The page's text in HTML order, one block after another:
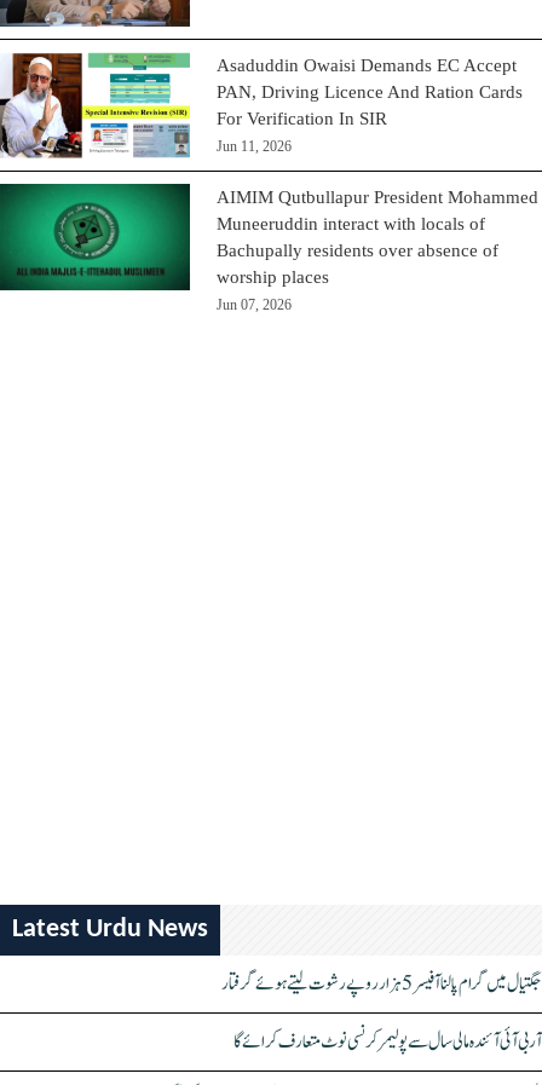
Asaduddin Owaisi Demands EC Accept
PAN, Driving Licence And Ration Cards
For Verification In SIR
Jun 11, 2026
AIMIM Qutbullapur President Mohammed
Muneeruddin interact with locals of
Bachupally residents over absence of
worship places
Jun 07, 2026
Latest Urdu News
جگتیال میں گرام پالنا آفیسر 5 ہزار روپے رشوت لیتے ہوئے گرفتار
آر بی آئی آئندہ مالی سال سے پولیمر کرنسی نوٹ متعارف کرائے گا